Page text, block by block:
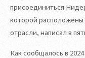
присоединиться
которой
отрасли, написал в
Как сообщалось в